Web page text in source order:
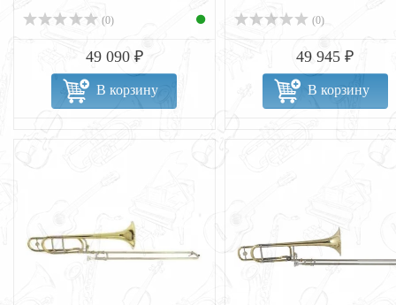
(0)
49 090 ₽
В корзину
(0)
49 945 ₽
В корзину